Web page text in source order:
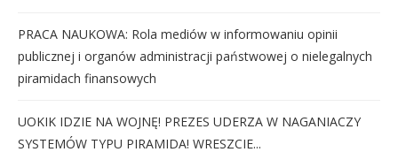
PRACA NAUKOWA: Rola mediów w informowaniu opinii
publicznej i organów administracji państwowej o nielegalnych
piramidach finansowych
UOKIK IDZIE NA WOJNĘ! PREZES UDERZA W NAGANIACZY
SYSTEMÓW TYPU PIRAMIDA! WRESZCIE...